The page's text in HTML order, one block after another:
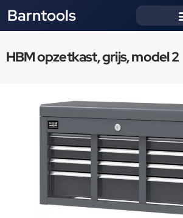
Barntools
HBM opzetkast, grijs, model 2